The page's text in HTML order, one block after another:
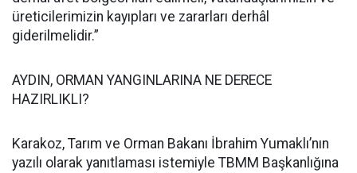
üreticilerimizin kayıpları ve zararları derhâl
giderilmelidir.”
AYDIN, ORMAN YANGINLARINA NE DERECE
HAZIRLIKLI?
Karakoz, Tarım ve Orman Bakanı İbrahim Yumaklı’nın
yazılı olarak yanıtlaması istemiyle TBMM Başkanlığına